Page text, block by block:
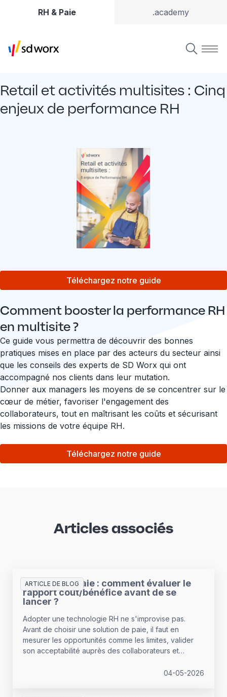
RH & Paie .academy
Retail et activités multisites : Cinq
enjeux de performance RH
Téléchargez notre guide
Comment booster la performance RH
en multisite ?
Ce guide vous permettra de découvrir des bonnes
pratiques mises en place par des acteurs du secteur ainsi
que les conseils des experts de SD Worx qui ont
accompagné nos clients dans leur mutation.
Donner aux managers les moyens de se concentrer sur le
cœur de métier, favoriser l'engagement des
collaborateurs, tout en maîtrisant les coûts et sécurisant
les missions de votre équipe RH.
Téléchargez notre guide
Articles associés
ARTICLE DE BLOG
Solution de paie : comment évaluer le
rapport coût/bénéfice avant de se
lancer ?
Adopter une technologie RH ne s'improvise pas.
Avant de choisir une solution de paie, il faut en
mesurer les opportunités comme les limites, valider
son acceptabilité auprès des collaborateurs et
aligner la solution sur les besoins réels de l'entreprise
04-05-2026